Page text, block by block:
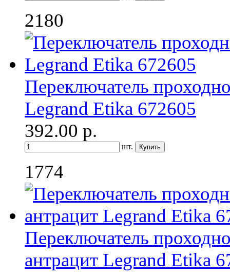
2180
Переключатель
Legrand Etika 672605
392.00 р.
шт.
1774
Переключатель
антрацит Legrand Etika